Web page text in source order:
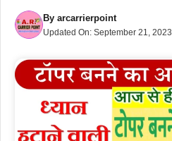
By arcarrierpoint
Updated On: September 21, 2023